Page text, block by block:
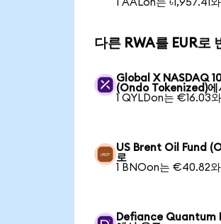
1 AALon는 ৳1,957.41
다른 RWA를 EUR로
Global X NASDAQ
(Ondo Tokenized)에
1 QYLDon는 €16.03
US Brent Oil Fund
로
1 BNOon는 €40.82
Defiance Quantum